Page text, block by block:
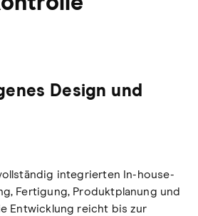
Design und
integrierten In-house-
Fertigung, Produktplanung und
Entwicklung reicht bis zur